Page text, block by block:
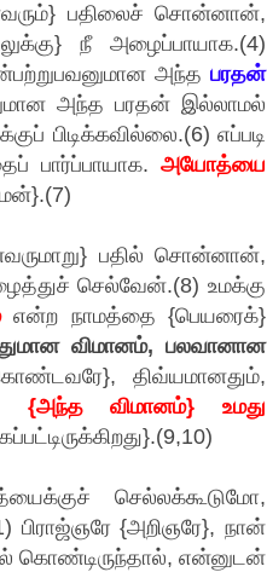
பதிலைச் சொன்னான்,
நீ அழைப்பாயாக.(4)
அந்த பரதன்
அந்த பரதன் இல்லாமல்
எப்படி
பார்ப்பாயாக. அயோத்யை
பதில் சொன்னான்,
செல்வேன்.(8) உமக்கு
என்ற நாமத்தை {பெயரைக்}
விமானம், பலவானான
திவ்யமானதும்,
{அந்த விமானம்} உமது
செல்லக்கூடுமோ,
{அறிஞரே}, நான்
கொண்டிருந்தால், என்னுடன்